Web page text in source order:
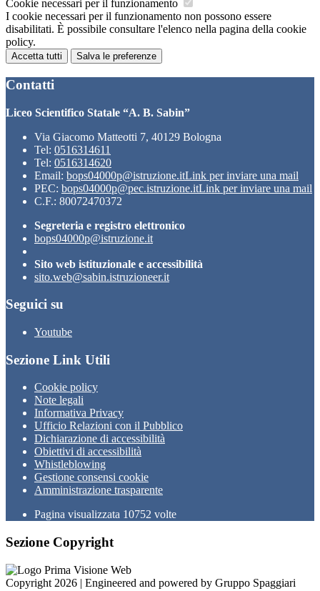
Cookie necessari per il funzionamento
I cookie necessari per il funzionamento non possono essere
disabilitati. È possibile consultare l'elenco nella pagina della cookie
policy.
Accetta tutti Salva le preferenze
Contatti
Liceo Scientifico Statale “A. B. Sabin”
Via Giacomo Matteotti 7, 40129 Bologna
Tel: 0516314611
Tel: 0516314620
Email: bops04000p@istruzione.itLink per inviare una mail
PEC: bops04000p@pec.istruzione.itLink per inviare una mail
C.F.: 80072470372
Segreteria e registro elettronico
bops04000p@istruzione.it
Sito web istituzionale e accessibilità
sito.web@sabin.istruzioneer.it
Seguici su
Youtube
Sezione Link Utili
Cookie policy
Note legali
Informativa Privacy
Ufficio Relazioni con il Pubblico
Dichiarazione di accessibilità
Obiettivi di accessibilità
Whistleblowing
Gestione consensi cookie
Amministrazione trasparente
Pagina visualizzata 10752 volte
Sezione Copyright
Copyright 2026 | Engineered and powered by Gruppo Spaggiari